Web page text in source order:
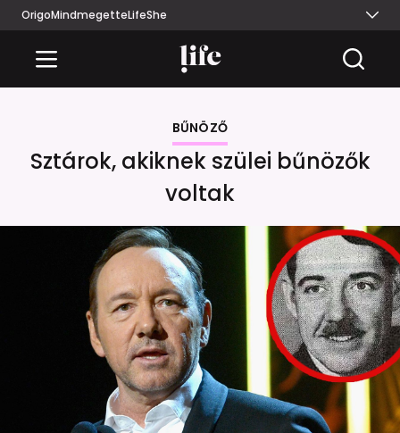
OrigoMindmegetteLifeShe
BŰNÖZŐ
Sztárok, akiknek szülei bűnözők
voltak